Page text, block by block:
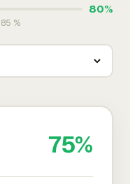
80%
%
75%